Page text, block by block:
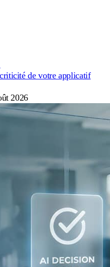
de votre applicatif
2026